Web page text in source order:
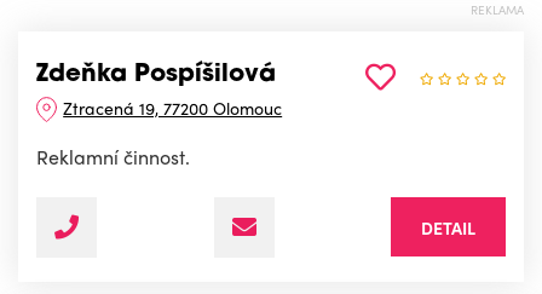
REKLAMA
Zdeňka Pospíšilová
Ztracená 19, 77200 Olomouc
Reklamní činnost.
DETAIL